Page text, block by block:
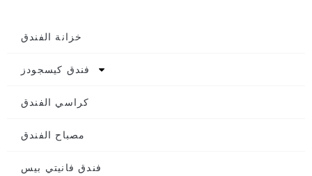
خزانة الفندق
فندق كيسجودز
كراسي الفندق
مصباح الفندق
فندق فانيتي بيس